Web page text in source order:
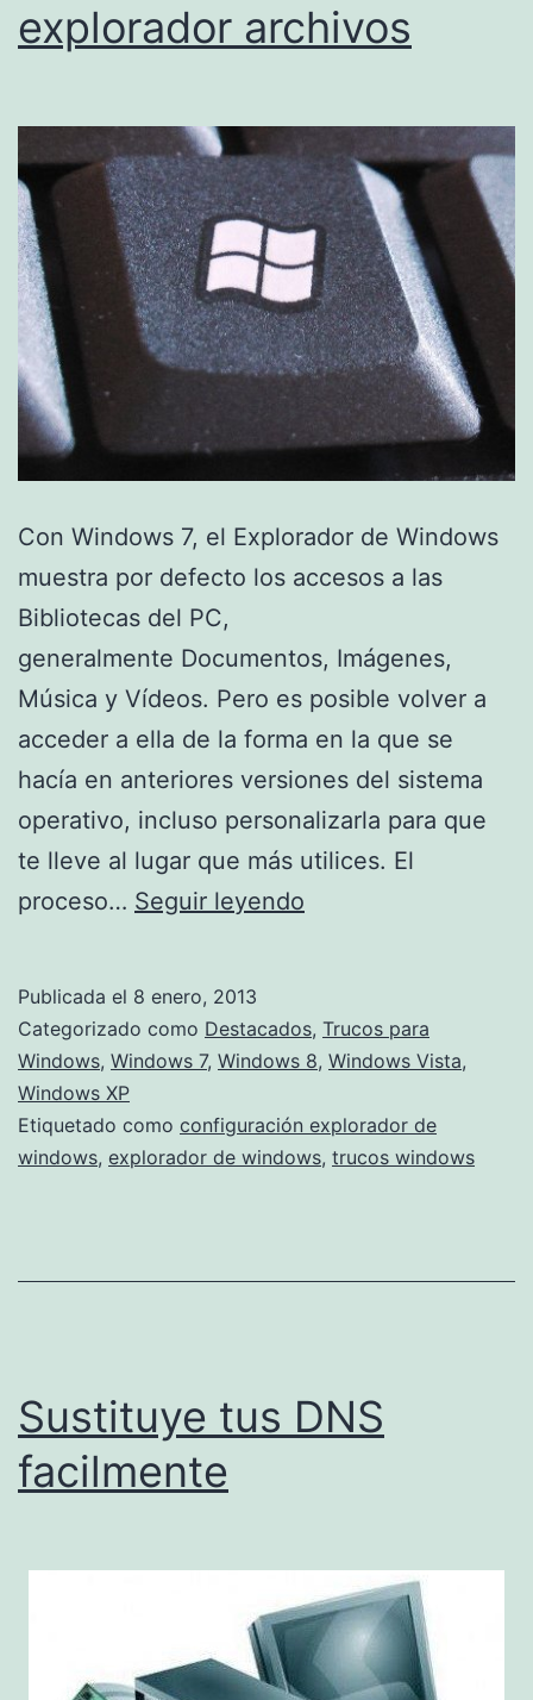
explorador archivos
Con Windows 7, el Explorador de Windows
muestra por defecto los accesos a las
Bibliotecas del PC,
generalmente Documentos, Imágenes,
Música y Vídeos. Pero es posible volver a
acceder a ella de la forma en la que se
hacía en anteriores versiones del sistema
operativo, incluso personalizarla para que
te lleve al lugar que más utilices. El
proceso… Seguir leyendo
del
explorador
Publicada el 8 enero, 2013
Categorizado como Destacados, Trucos para
Windows, Windows 7, Windows 8, Windows Vista,
Windows XP
Etiquetado como configuración explorador de
windows, explorador de windows, trucos windows
Sustituye tus DNS
facilmente